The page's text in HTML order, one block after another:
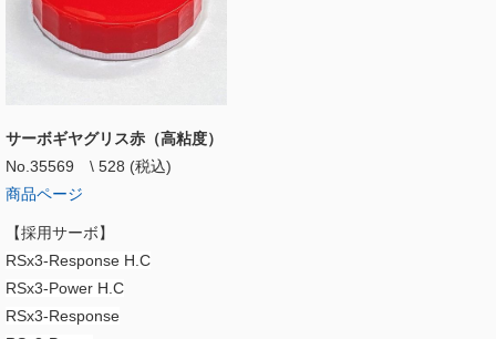
サーボギヤグリス赤（高粘度）
No.35569 \ 528 (税込)
商品ページ
【採用サーボ】
RSx3-Response H.C
RSx3-Power H.C
RSx3-Response